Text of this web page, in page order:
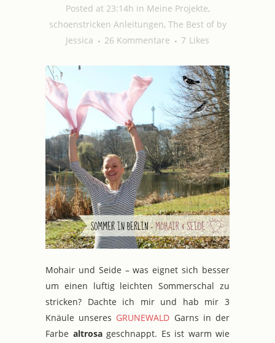
Posted at 23:14h in Meine Projekte,
schoenstricken Anleitungen, The Best of by
Jessica
26 Kommentare 7 Likes
Mohair und Seide – was eignet sich besser
um einen luftig leichten Sommerschal zu
stricken? Dachte ich mir und hab mir 3
Knäule unseres GRUNEWALD Garns in der
Farbe altrosageschnappt. Es ist warm wie